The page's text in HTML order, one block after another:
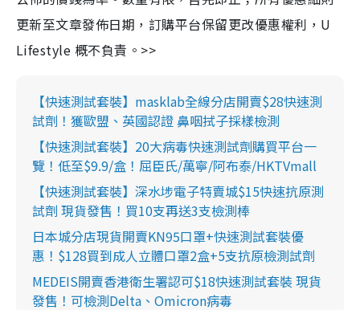
更新至文章發佈日期，訂購平台保留更改優惠權利，U
Lifestyle 概不負責。>>
【快速測試套裝】masklab全線分店開賣$28快速測
試劑！獲歐盟、英國認證 鼻咽拭子採樣檢測
【快速測試套裝】20大病毒快速測試劑購買平台一
覽！低至$9.9/盒！屈臣氏/萬寧/阿布泰/HKTVmall
【快速測試套裝】深水埗電子特賣城$15快速抗原測
試劑 現貨發售！買10支再送3支檢測棒
日本城分店現貨開賣KN95口罩+快速測試套裝優
惠！$128買到成人立體口罩2盒+5支抗原檢測試劑
MEDEIS開賣香港衛生署認可$18快速測試套裝 現貨
發售！可檢測Delta、Omicron病毒